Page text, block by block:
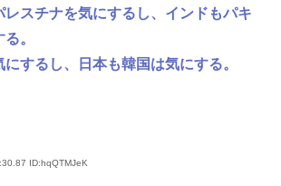
レスチナを気にするし、インドもパキ
。
するし、日本も韓国は気にする。
ID:hqQTMJeK